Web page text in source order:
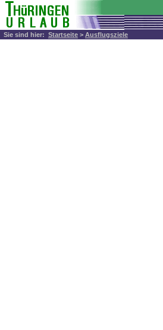
Sie sind hier: Startseite > Ausflugsziele